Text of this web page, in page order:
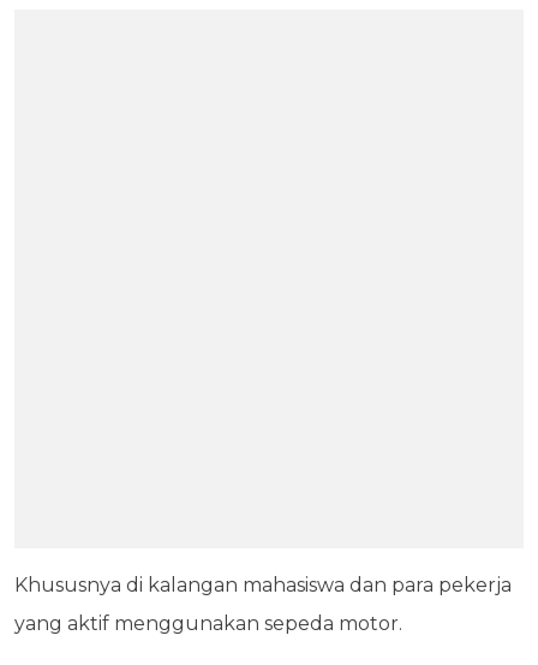
Khususnya di kalangan mahasiswa dan para pekerja
yang aktif menggunakan sepeda motor.